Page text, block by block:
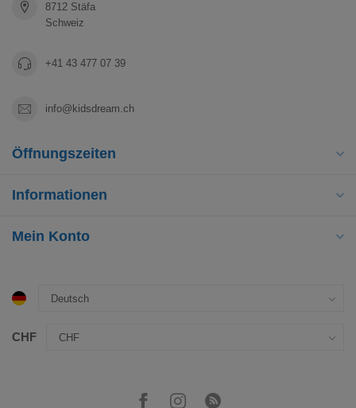
8712 Stäfa
Schweiz
+41 43 477 07 39
info@kidsdream.ch
Öffnungszeiten
Informationen
Mein Konto
CHF